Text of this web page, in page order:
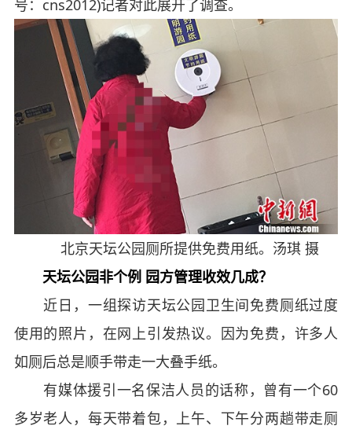
号：cns2012)记者对此展开了调查。
北京天坛公园厕所提供免费用纸。汤琪 摄
天坛公园非个例 园方管理收效几成？
近日，一组探访天坛公园卫生间免费厕纸过度
使用的照片，在网上引发热议。因为免费，许多人
如厕后总是顺手带走一大叠手纸。
有媒体援引一名保洁人员的话称，曾有一个60
多岁老人，每天带着包，上午、下午分两趟带走厕